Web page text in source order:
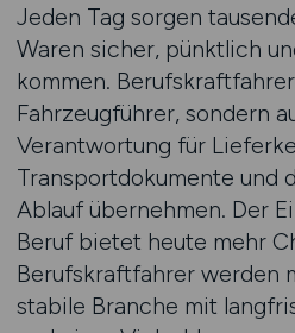
Jeden Tag sorgen
Waren sicher, pünktlich
kommen.
Fahrzeugführer, sondern
Verantwortung für
Transportdokumente und
Ablauf übernehmen. Der
Beruf bietet heute mehr
Berufskraftfahrer werden
stabile Branche mit